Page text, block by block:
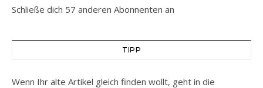
Schließe dich 57 anderen Abonnenten an
TIPP
Wenn Ihr alte Artikel gleich finden wollt, geht in die